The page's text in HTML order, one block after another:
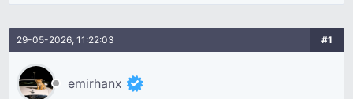
29-05-2026, 11:22:03 #1
emirhanx